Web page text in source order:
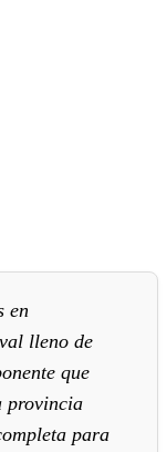
en
lleno de
que
provincia
para